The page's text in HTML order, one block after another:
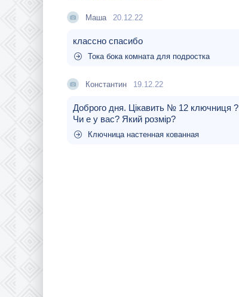
Маша 20.12.22
классно спасибо
Тока бока комната для подростка
Константин 19.12.22
Доброго дня. Цікавить № 12 ключниця ?
Чи е у вас? Який розмір?
Ключница настенная кованная